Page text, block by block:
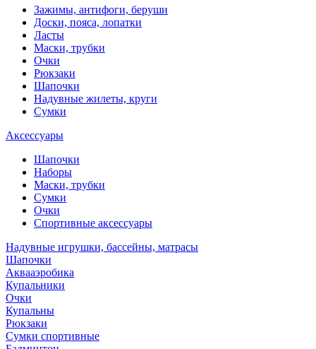
Зажимы, антифоги, беруши
Доски, пояса, лопатки
Ласты
Маски, трубки
Очки
Рюкзаки
Шапочки
Надувные жилеты, круги
Сумки
Аксессуары
Шапочки
Наборы
Маски, трубки
Сумки
Очки
Спортивные аксессуары
Надувные игрушки, бассейны, матрасы
Шапочки
Аквааэробика
Купальники
Очки
Купальны
Рюкзаки
Сумки спортивные